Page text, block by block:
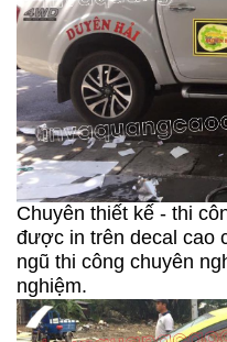
Chuyên thiết kế - thi
được in trên decal cao
ngũ thi công chuyên
nghiệm.